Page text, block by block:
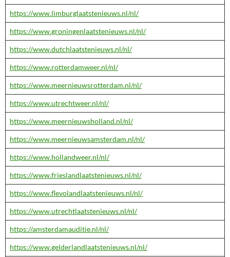
https://www.limburglaatstenieuws.nl/nl/
https://www.groningenlaatstenieuws.nl/nl/
https://www.dutchlaatstenieuws.nl/nl/
https://www.rotterdamweer.nl/nl/
https://www.meernieuwsrotterdam.nl/nl/
https://www.utrechtweer.nl/nl/
https://www.meernieuwsholland.nl/nl/
https://www.meernieuwsamsterdam.nl/nl/
https://www.hollandweer.nl/nl/
https://www.frieslandlaatstenieuws.nl/nl/
https://www.flevolandlaatstenieuws.nl/nl/
https://www.utrechtlaatstenieuws.nl/nl/
https://amsterdamauditie.nl/nl/
https://www.gelderlandlaatstenieuws.nl/nl/